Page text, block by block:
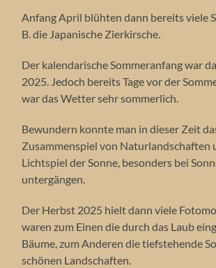
Anfang April blühten dann bereits viele
B. die Japanische Zierkirsche.
Der kalendarische Sommeranfang war
2025. Jedoch bereits Tage vor der
war das Wetter sehr sommerlich.
Bewundern konnte man in dieser Zeit
Zusammenspiel von Naturlandschaften
Lichtspiel der Sonne, besonders bei
untergängen.
Der Herbst 2025 hielt dann viele
waren zum Einen die durch das Laub
Bäume, zum Anderen die tiefstehende
schönen Landschaften.